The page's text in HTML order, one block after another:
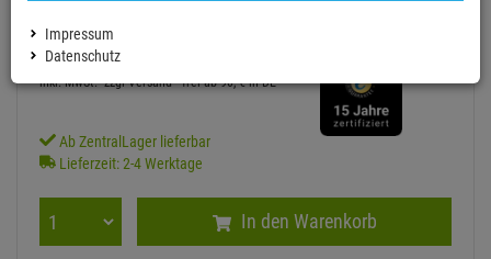
UVP:
177,90
inkl. MwSt. zzgl Versand - frei ab 90,-€ in DE
Ab ZentralLager lieferbar
Lieferzeit: 2-4 Werktage
In den Warenkorb
Impressum
Datenschutz